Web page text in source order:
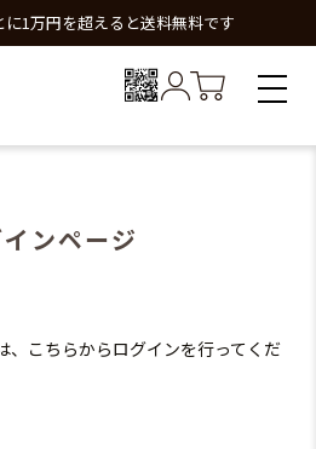
1万円を超えると送料無料です
ンページ
、こちらからログインを行ってくだ